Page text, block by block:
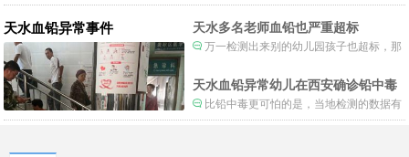
形体和状态已经畸形了，得尽快送医。
天水血铅异常事件 天水多名老师血铅也严重超标
万一检测出来别的幼儿园孩子也超标，那
天水血铅异常幼儿在西安确诊铅中毒
比铅中毒更可怕的是，当地检测的数据有
可能被造假。